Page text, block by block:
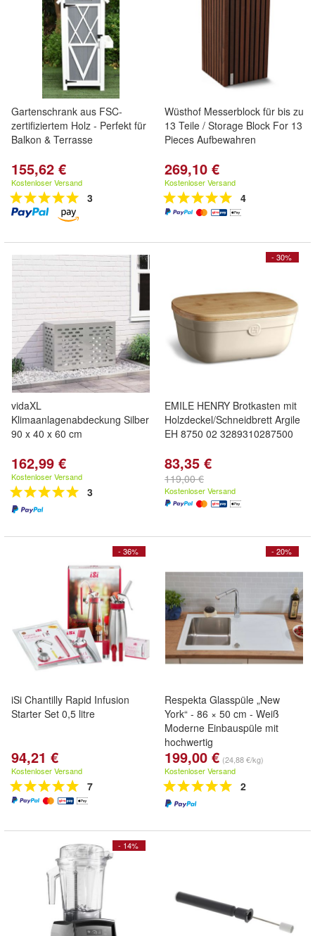
Gartenschrank aus FSC-
zertifiziertem Holz - Perfekt für
Balkon & Terrasse
155,62 €
Kostenloser Versand
3
Wüsthof Messerblock für bis zu
13 Teile / Storage Block For 13
Pieces Aufbewahren
269,10 €
Kostenloser Versand
4
vidaXL
Klimaanlagenabdeckung Silber
90 x 40 x 60 cm
162,99 €
Kostenloser Versand
3
- 30%
EMILE HENRY Brotkasten mit
Holzdeckel/Schneidbrett Argile
EH 8750 02 3289310287500
83,35 €
119,00 €
Kostenloser Versand
- 36%
iSi Chantilly Rapid Infusion
Starter Set 0,5 litre
94,21 €
Kostenloser Versand
7
- 20%
Respekta Glasspüle „New
York“ - 86 × 50 cm - Weiß
Moderne Einbauspüle mit
hochwertig
199,00 € (24,88 €/kg)
Kostenloser Versand
2
- 14%